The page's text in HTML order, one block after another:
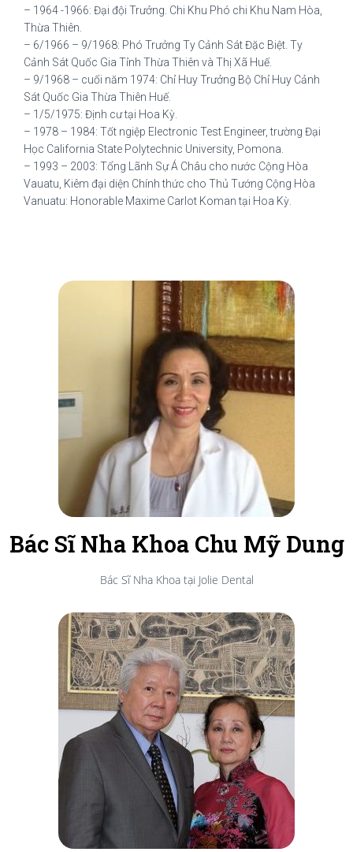
– 1964 -1966: Đại đội Trưởng. Chi Khu Phó chi Khu Nam Hòa,
Thừa Thiên.
– 6/1966 – 9/1968: Phó Trưởng Ty Cảnh Sát Đặc Biệt. Ty
Cảnh Sát Quốc Gia Tỉnh Thừa Thiên và Thị Xã Huế.
– 9/1968 – cuối năm 1974: Chỉ Huy Trưởng Bộ Chỉ Huy Cảnh
Sát Quốc Gia Thừa Thiên Huế.
– 1/5/1975: Định cư tại Hoa Kỳ.
– 1978 – 1984: Tốt ngiệp Electronic Test Engineer, trường Đại
Học California State Polytechnic University, Pomona.
– 1993 – 2003: Tổng Lãnh Sự Á Châu cho nước Cộng Hòa
Vauatu, Kiêm đại diện Chính thức cho Thủ Tướng Cộng Hòa
Vanuatu: Honorable Maxime Carlot Koman tại Hoa Kỳ.
Bác Sĩ Nha Khoa Chu Mỹ Dung
Bác Sĩ Nha Khoa tại Jolie Dental